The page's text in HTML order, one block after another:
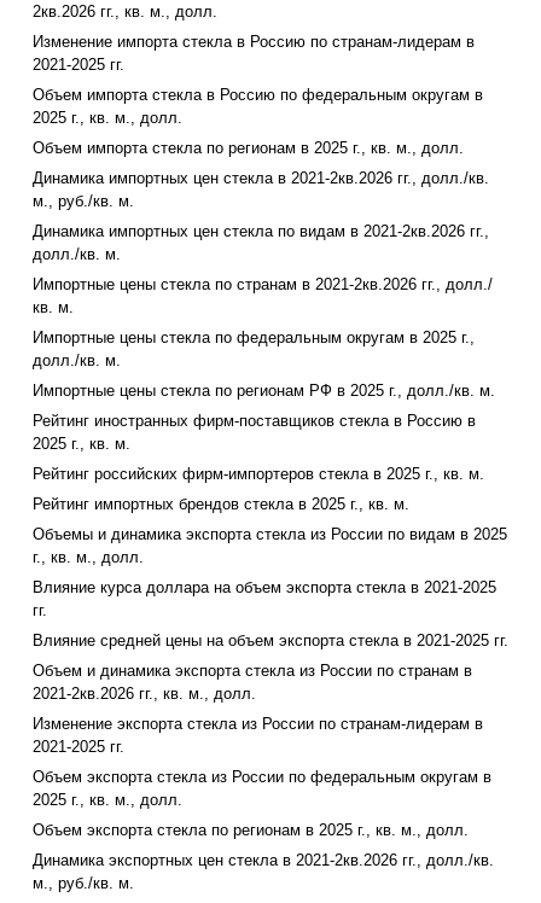
2кв.2026 гг., кв. м., долл.
Изменение импорта стекла в Россию по странам-лидерам в
2021-2025 гг.
Объем импорта стекла в Россию по федеральным округам в
2025 г., кв. м., долл.
Объем импорта стекла по регионам в 2025 г., кв. м., долл.
Динамика импортных цен стекла в 2021-2кв.2026 гг., долл./кв.
м., руб./кв. м.
Динамика импортных цен стекла по видам в 2021-2кв.2026 гг.,
долл./кв. м.
Импортные цены стекла по странам в 2021-2кв.2026 гг., долл./
кв. м.
Импортные цены стекла по федеральным округам в 2025 г.,
долл./кв. м.
Импортные цены стекла по регионам РФ в 2025 г., долл./кв. м.
Рейтинг иностранных фирм-поставщиков стекла в Россию в
2025 г., кв. м.
Рейтинг российских фирм-импортеров стекла в 2025 г., кв. м.
Рейтинг импортных брендов стекла в 2025 г., кв. м.
Объемы и динамика экспорта стекла из России по видам в 2025
г., кв. м., долл.
Влияние курса доллара на объем экспорта стекла в 2021-2025
гг.
Влияние средней цены на объем экспорта стекла в 2021-2025 гг.
Объем и динамика экспорта стекла из России по странам в
2021-2кв.2026 гг., кв. м., долл.
Изменение экспорта стекла из России по странам-лидерам в
2021-2025 гг.
Объем экспорта стекла из России по федеральным округам в
2025 г., кв. м., долл.
Объем экспорта стекла по регионам в 2025 г., кв. м., долл.
Динамика экспортных цен стекла в 2021-2кв.2026 гг., долл./кв.
м., руб./кв. м.